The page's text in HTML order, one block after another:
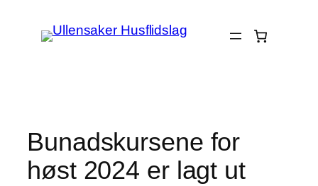
Bunadskursene for
høst 2024 er lagt ut